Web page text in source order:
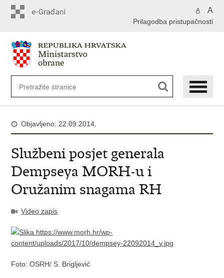
A A
Prilagodba pristupačnosti
Objavljeno: 22.09.2014.
Službeni posjet generala
Dempseya MORH-u i
Oružanim snagama RH
Video zapis
Foto: OSRH/ S. Brigljević